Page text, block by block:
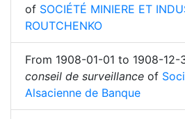
of SOCIÉTÉ MINIERE ET
ROUTCHENKO
From 1908-01-01 to 1908-12-
conseil de surveillance of
Alsacienne de Banque